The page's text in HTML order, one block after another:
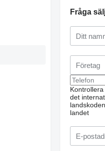
Fråga
det
landskoden.
landet